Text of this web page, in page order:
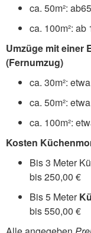
ca. 50m²:
ca. 100m²:
Umzüge mit einer
(Fernumzug)
ca. 30m²:
ca. 50m²:
ca. 100m²:
Kosten
Bis 3 Meter
bis 250,00 €
Bis 5 Meter
bis 550,00 €